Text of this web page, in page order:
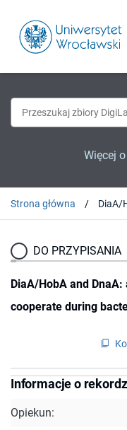
Więcej
Strona główna
DO PRZYPISANIA
DiaA/HobA and
cooperate during
Informacje o
Opiekun: